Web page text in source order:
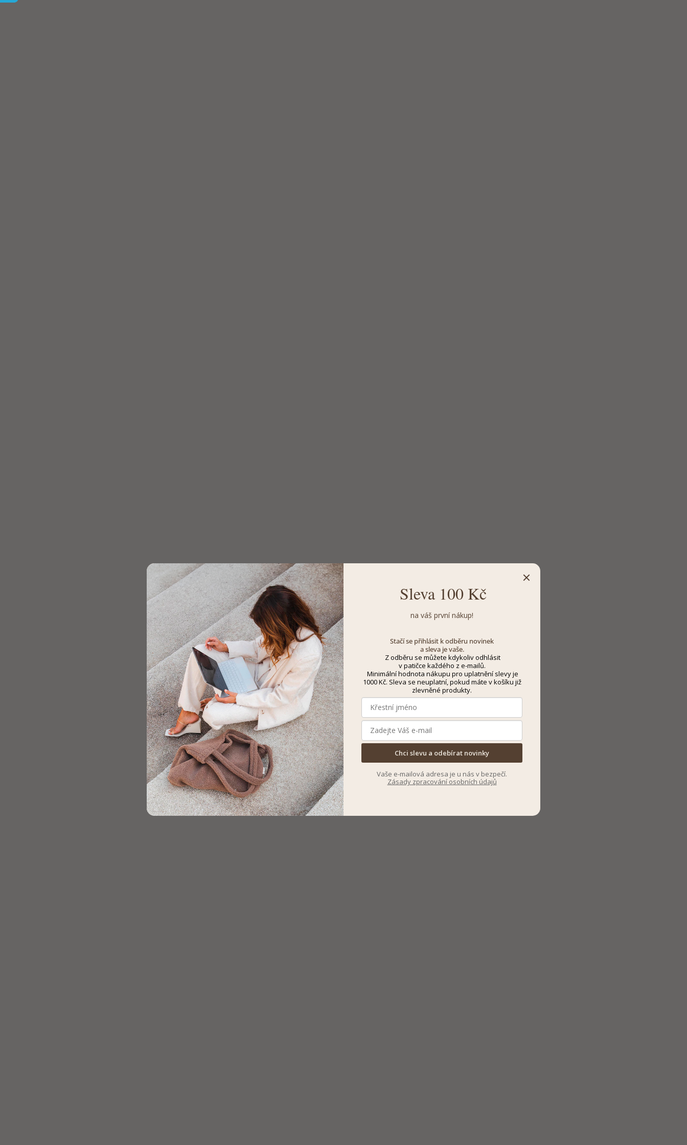
Sleva 100 Kč
na váš první nákup!
Stačí se přihlásit k odběru novinek
a sleva je vaše.
Z odběru se můžete kdykoliv odhlásit
v patičce každého z e-mailů.
Minimální hodnota nákupu pro uplatnění slevy je
1000 Kč. Sleva se neuplatní, pokud máte v košíku již
zlevněné produkty.
Chci slevu a odebírat novinky
Vaše e-mailová adresa je u nás v bezpečí.
Zásady zpracování osobních údajů